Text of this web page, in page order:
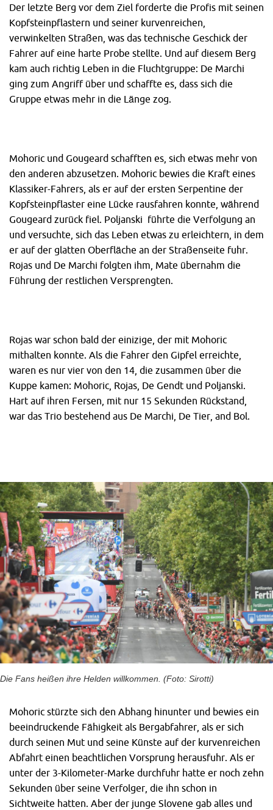
Der letzte Berg vor dem Ziel forderte die Profis mit seinen
Kopfsteinpflastern und seiner kurvenreichen,
verwinkelten Straßen, was das technische Geschick der
Fahrer auf eine harte Probe stellte. Und auf diesem Berg
kam auch richtig Leben in die Fluchtgruppe: De Marchi
ging zum Angriff über und schaffte es, dass sich die
Gruppe etwas mehr in die Länge zog.
Mohoric und Gougeard schafften es, sich etwas mehr von
den anderen abzusetzen. Mohoric bewies die Kraft eines
Klassiker-Fahrers, als er auf der ersten Serpentine der
Kopfsteinpflaster eine Lücke rausfahren konnte, während
Gougeard zurück fiel. Poljanski führte die Verfolgung an
und versuchte, sich das Leben etwas zu erleichtern, in dem
er auf der glatten Oberfläche an der Straßenseite fuhr.
Rojas und De Marchi folgten ihm, Mate übernahm die
Führung der restlichen Versprengten.
Rojas war schon bald der einizige, der mit Mohoric
mithalten konnte. Als die Fahrer den Gipfel erreichte,
waren es nur vier von den 14, die zusammen über die
Kuppe kamen: Mohoric, Rojas, De Gendt und Poljanski.
Hart auf ihren Fersen, mit nur 15 Sekunden Rückstand,
war das Trio bestehend aus De Marchi, De Tier, and Bol.
Die Fans heißen ihre Helden willkommen. (Foto: Sirotti)
Mohoric stürzte sich den Abhang hinunter und bewies ein
beeindruckende Fähigkeit als Bergabfahrer, als er sich
durch seinen Mut und seine Künste auf der kurvenreichen
Abfahrt einen beachtlichen Vorsprung herausfuhr. Als er
unter der 3-Kilometer-Marke durchfuhr hatte er noch zehn
Sekunden über seine Verfolger, die ihn schon in
Sichtweite hatten. Aber der junge Slovene gab alles und